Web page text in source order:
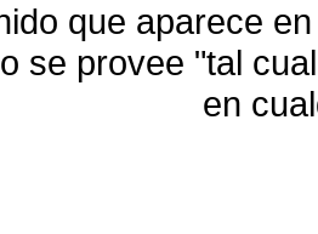
que aparece
se provee "tal
en